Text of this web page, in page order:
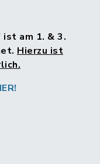
am 1. & 3.
Hierzu ist